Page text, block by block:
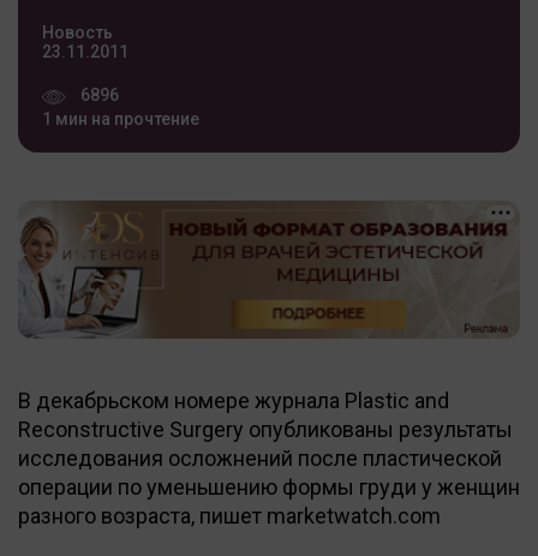
Новость
23.11.2011
6896
1 мин на прочтение
В декабрьском номере журнала Plastic and
Reconstructive Surgery опубликованы результаты
исследования осложнений после пластической
операции по уменьшению формы груди у женщин
разного возраста, пишет marketwatch.com